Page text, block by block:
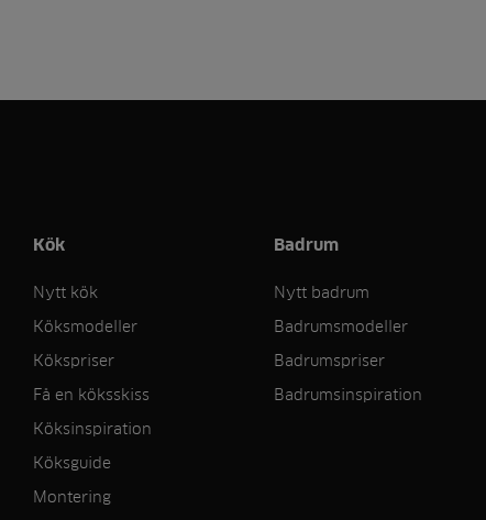
Kök
Nytt kök
Köksmodeller
Kökspriser
Få en köksskiss
Köksinspiration
Köksguide
Montering
Badrum
Nytt badrum
Badrumsmodeller
Badrumspriser
Badrumsinspiration